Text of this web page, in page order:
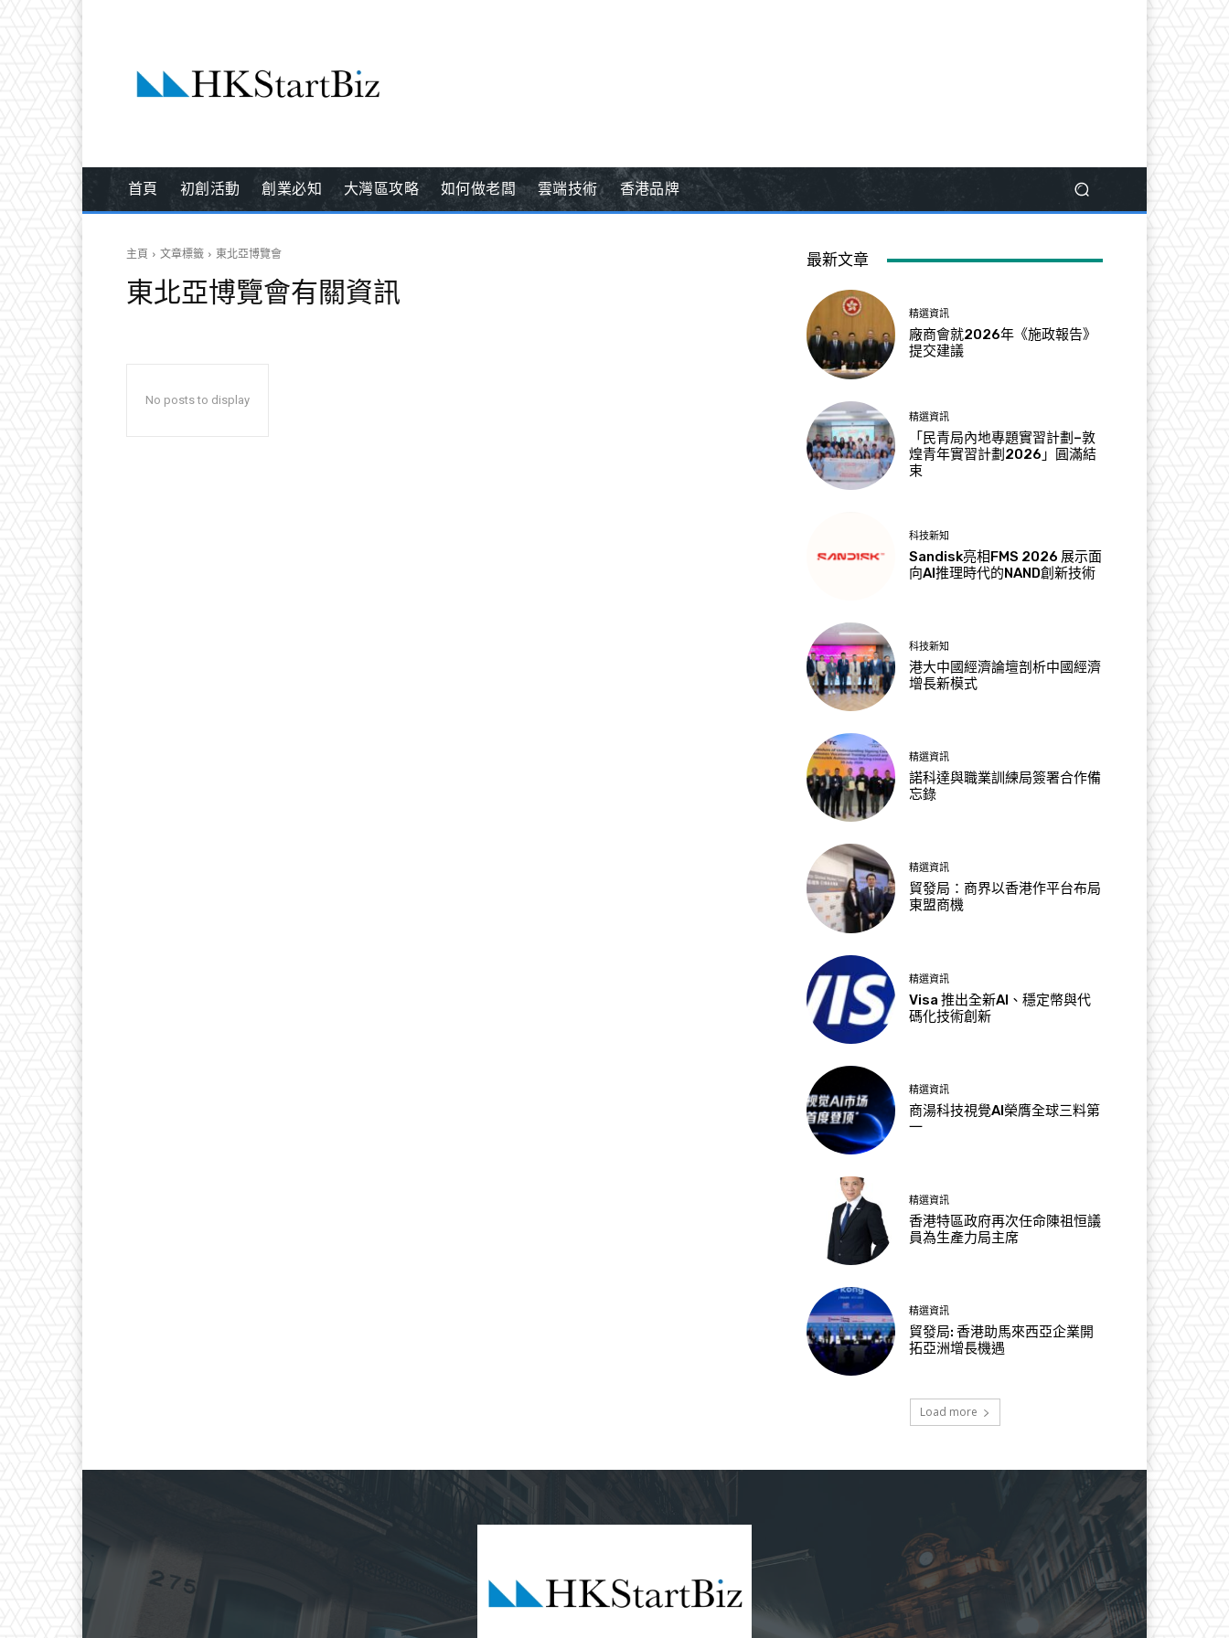
首頁 初創活動 創業必知 大灣區攻略 如何做老闆 雲端技術 香港品牌
主頁 文章標籤 東北亞博覽會
東北亞博覽會有關資訊
No posts to display
最新文章
精選資訊
廠商會就2026年《施政報告》
提交建議
精選資訊
「民青局內地專題實習計劃–敦
煌青年實習計劃2026」圓滿結
束
科技新知
Sandisk亮相FMS 2026 展示面
向AI推理時代的NAND創新技術
科技新知
港大中國經濟論壇剖析中國經濟
增長新模式
精選資訊
諾科達與職業訓練局簽署合作備
忘錄
精選資訊
貿發局：商界以香港作平台布局
東盟商機
精選資訊
Visa 推出全新AI、穩定幣與代
碼化技術創新
精選資訊
商湯科技視覺AI榮膺全球三料第
一
精選資訊
香港特區政府再次任命陳祖恒議
員為生產力局主席
精選資訊
貿發局: 香港助馬來西亞企業開
拓亞洲增長機遇
Load more